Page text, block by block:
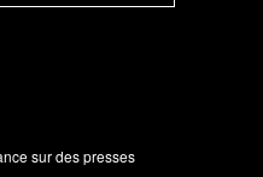
sur des presses